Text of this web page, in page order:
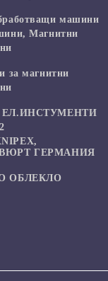
машини
Магнитни
за магнитни
ЕЛ.ИНСТУМЕНТИ
ВЮРТ ГЕРМАНИЯ
ОБЛЕКЛО